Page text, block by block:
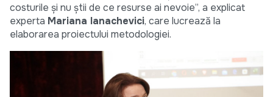
costurile și nu știi de ce resurse ai nevoie”, a explicat
experta Mariana Ianachevici, care lucrează la
elaborarea proiectului metodologiei.